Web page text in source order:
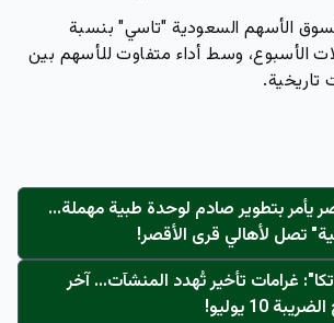
الأسهم السعودية "تاسي" بنسبة
الأسبوع، وسط أداء متفاوت للأسهم بين
تاريخية.
يأمر بتطوير صادم لوحدة طبية مهملة...
تصل لأهالي قرى الأقصر!
غرامات تأخير تُهدد المنشآت… آخر
10 يوليو!